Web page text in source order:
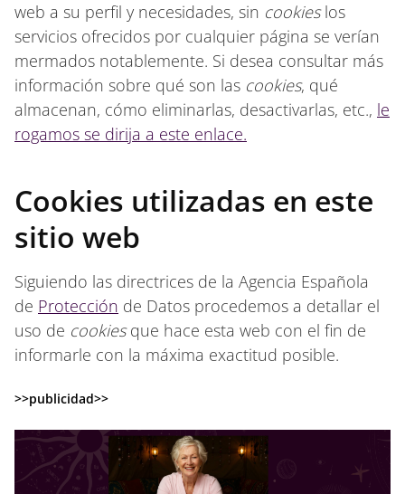
web a su perfil y necesidades, sin cookieslos
servicios ofrecidos por cualquier página se verían
mermados notablemente. Si desea consultar más
información sobre qué son las cookies, qué
almacenan, cómo eliminarlas, desactivarlas, etc., le
rogamos se dirija a este enlace.
Cookies utilizadas en este
sitio web
Siguiendo las directrices de la Agencia Española
de Protección de Datos procedemos a detallar el
uso de cookiesque hace esta web con el fin de
informarle con la máxima exactitud posible.
>>publicidad>>